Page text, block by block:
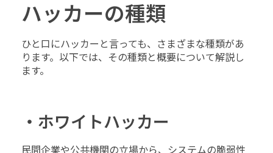
ハッカーの種類
ひと口にハッカーと言っても、さまざまな種類があ
ります。以下では、その種類と概要について解説し
ます。
・ホワイトハッカー
民間企業や公共機関の立場から、システムの脆弱性